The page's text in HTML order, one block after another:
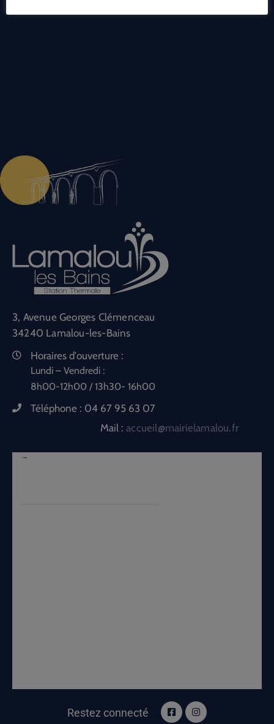
3, Avenue Georges Clémenceau
34240 Lamalou-les-Bains
Horaires d'ouverture :
Lundi – Vendredi :
8h00-12h00 / 13h30- 16h00
Téléphone : 04 67 95 63 07
Mail :accueil@mairielamalou.fr
Restez connecté